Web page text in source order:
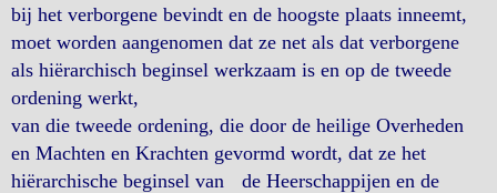
bij het verborgene bevindt en de hoogste plaats inneemt,
moet worden aangenomen dat ze net als dat verborgene
als hiërarchisch beginsel werkzaam is en op de tweede
ordening werkt,
van die tweede ordening, die door de heilige Overheden
en Machten en Krachten gevormd wordt, dat ze het
hiërarchische beginsel van de Heerschappijen en de